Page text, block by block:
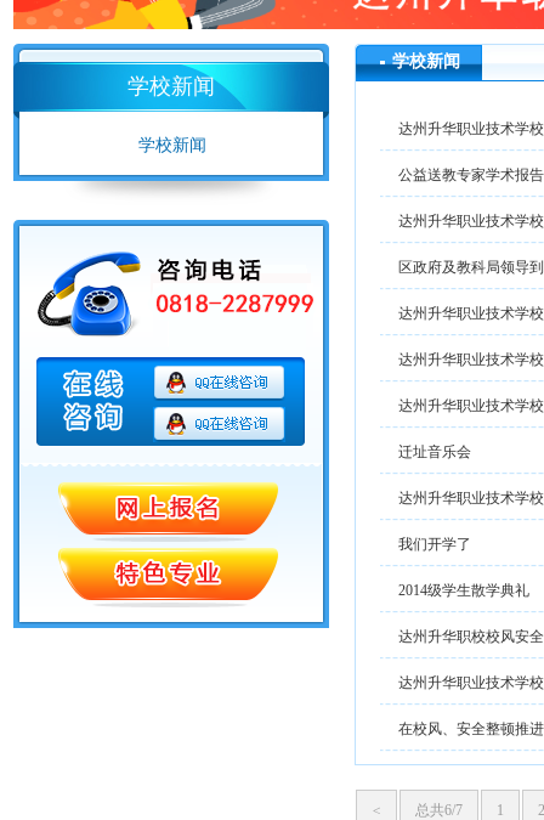
学校新闻
学校新闻
学校新闻
达州升华职业技术学
公益送教专家学术报
达州升华职业技术学
区政府及教科局领导
达州升华职业技术学
达州升华职业技术学
达州升华职业技术学
迁址音乐会
达州升华职业技术学
我们开学了
2014级学生散学典礼
达州升华职校校风安
达州升华职业技术学
在校风、安全整顿推
< 总共6/7 1 2